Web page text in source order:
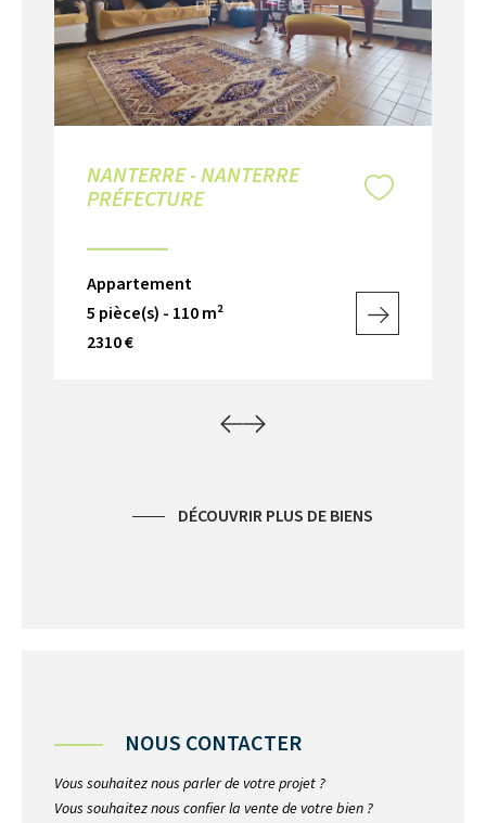
NANTERRE - NANTERRE
PRÉFECTURE
Appartement
5 pièce(s) - 110 m²
2310 €
DÉCOUVRIR PLUS DE BIENS
NOUS CONTACTER
Vous souhaitez nous parler de votre projet ?
Vous souhaitez nous confier la vente de votre bien ?